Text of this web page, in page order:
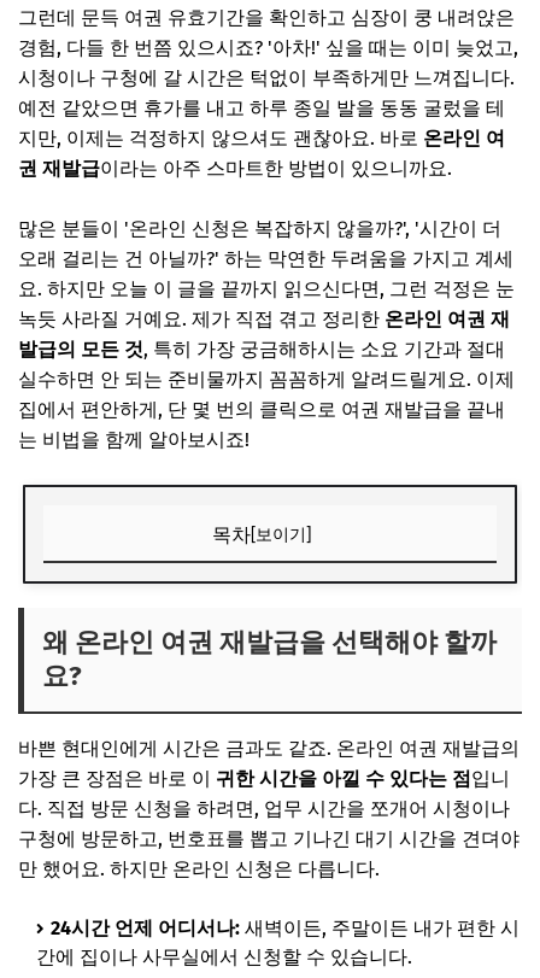
그런데 문득 여권 유효기간을 확인하고 심장이 쿵 내려앉은
경험, 다들 한 번쯤 있으시죠? '아차!' 싶을 때는 이미 늦었고,
시청이나 구청에 갈 시간은 턱없이 부족하게만 느껴집니다.
예전 같았으면 휴가를 내고 하루 종일 발을 동동 굴렀을 테
지만, 이제는 걱정하지 않으셔도 괜찮아요. 바로 온라인 여
권 재발급이라는 아주 스마트한 방법이 있으니까요.
많은 분들이 '온라인 신청은 복잡하지 않을까?', '시간이 더
오래 걸리는 건 아닐까?' 하는 막연한 두려움을 가지고 계세
요. 하지만 오늘 이 글을 끝까지 읽으신다면, 그런 걱정은 눈
녹듯 사라질 거예요. 제가 직접 겪고 정리한 온라인 여권 재
발급의 모든 것, 특히 가장 궁금해하시는 소요 기간과 절대
실수하면 안 되는 준비물까지 꼼꼼하게 알려드릴게요. 이제
집에서 편안하게, 단 몇 번의 클릭으로 여권 재발급을 끝내
는 비법을 함께 알아보시죠!
목차[보이기]
온라인 여권 재발급, 신청 전 필수 준비물 3가지
1. 규격에 맞는 여권 사진 파일
2. 본인 인증을 위한 수단
3. 여권 발급 수수료 결제 수단
가장 중요한 소요기간, 정확히 얼마나 걸릴까요?
이것 때문에 반려돼요! 여권 사진 규격 완벽 정리
자주 묻는 질문 (FAQ)
Q. 기존에 사용하던 여권은 어떻게 해야 하나요?
Q. 미성년자 자녀의 여권도 온라인으로 재발급할 수 있나요?
왜 온라인 여권 재발급을 선택해야 할까
요?
바쁜 현대인에게 시간은 금과도 같죠. 온라인 여권 재발급의
가장 큰 장점은 바로 이 귀한 시간을 아낄 수 있다는 점입니
다. 직접 방문 신청을 하려면, 업무 시간을 쪼개어 시청이나
구청에 방문하고, 번호표를 뽑고 기나긴 대기 시간을 견뎌야
만 했어요. 하지만 온라인 신청은 다릅니다.
24시간 언제 어디서나: 새벽이든, 주말이든 내가 편한 시
간에 집이나 사무실에서 신청할 수 있습니다.